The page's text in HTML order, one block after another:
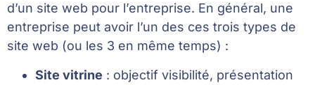
d’un site web pour l’entreprise. En général, une
entreprise peut avoir l’un des ces trois types de
site web (ou les 3 en même temps) :
Site vitrine : objectif visibilité, présentation